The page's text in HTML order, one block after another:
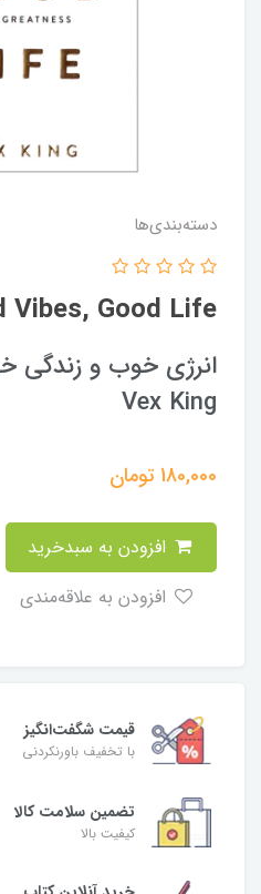
دسته‌بندی‌ها
Vibes, Good Life
انرژی خوب و
Vex King
180,000تومان
قیمت شگفت‌انگیز
با تخفیف باورنکردنی
تضمین سلامت کالا
کیفیت بالا